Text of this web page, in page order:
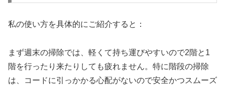
私の使い方を具体的にご紹介すると：
まず週末の掃除では、軽くて持ち運びやすいので2階と1
階を行ったり来たりしても疲れません。特に階段の掃除
は、コードに引っかかる心配がないので安全かつスムーズ